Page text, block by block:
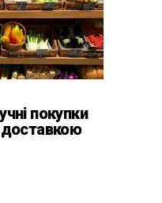
покупки
доставкою